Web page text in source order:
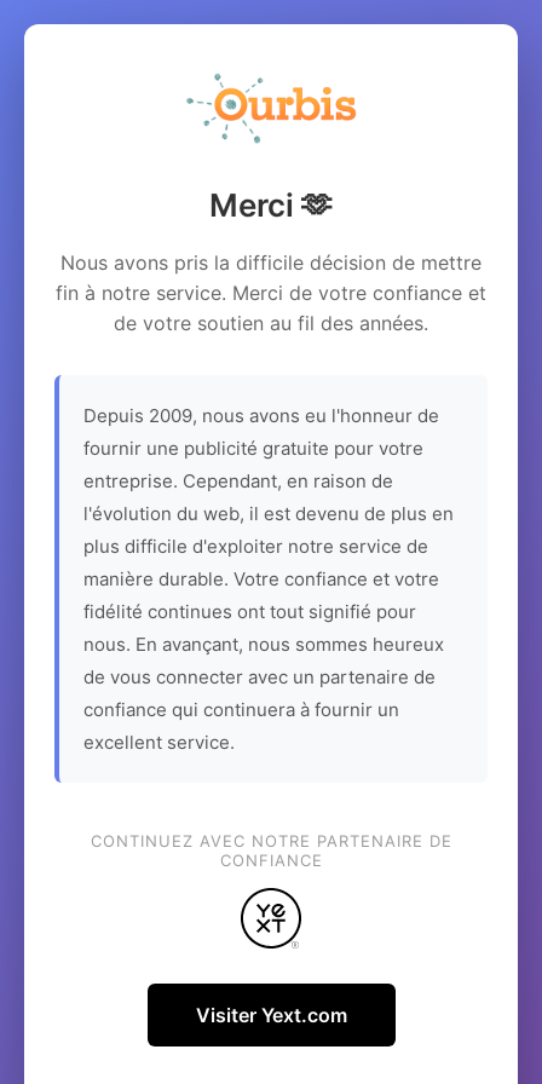
Merci 🫶
Nous avons pris la difficile décision de mettre
fin à notre service. Merci de votre confiance et
de votre soutien au fil des années.
Depuis 2009, nous avons eu l'honneur de
fournir une publicité gratuite pour votre
entreprise. Cependant, en raison de
l'évolution du web, il est devenu de plus en
plus difficile d'exploiter notre service de
manière durable. Votre confiance et votre
fidélité continues ont tout signifié pour
nous. En avançant, nous sommes heureux
de vous connecter avec un partenaire de
confiance qui continuera à fournir un
excellent service.
CONTINUEZ AVEC NOTRE PARTENAIRE DE
CONFIANCE
Visiter Yext.com